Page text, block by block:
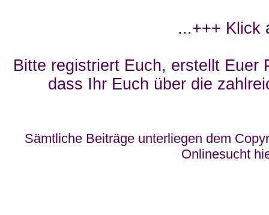
...+++ Klick
Bitte registriert Euch, erstellt Euer
dass Ihr Euch über die
Sämtliche Beiträge unterliegen dem
Onlinesucht